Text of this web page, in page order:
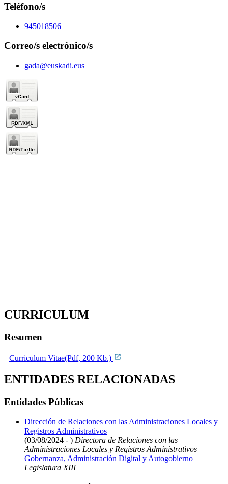
Teléfono/s
945018506
Correo/s electrónico/s
gada@euskadi.eus
CURRICULUM
Resumen
Curriculum Vitae(Pdf, 200 Kb.)
ENTIDADES RELACIONADAS
Entidades Públicas
Dirección de Relaciones con las Administraciones Locales y
Registros Administrativos
(03/08/2024 - ) Directora de Relaciones con las
Administraciones Locales y Registros Administrativos
Gobernanza, Administración Digital y Autogobierno
Legislatura XIII